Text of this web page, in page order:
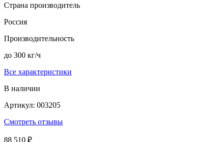
Страна производитель
Россия
Производительность
до 300 кг/ч
Все характеристики
В наличии
Артикул: 003205
Смотреть отзывы
88 510 ₽